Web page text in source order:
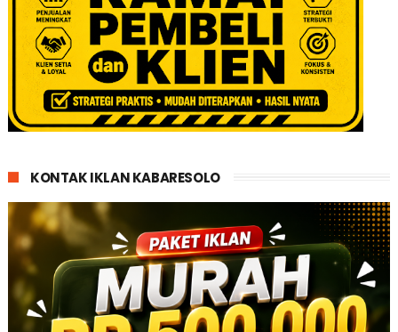
KONTAK IKLAN KABARESOLO